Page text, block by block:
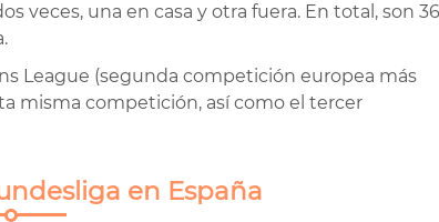
veces, una en casa y otra fuera. En total, son 36
League (segunda competición europea más
misma competición, así como el tercer
en España